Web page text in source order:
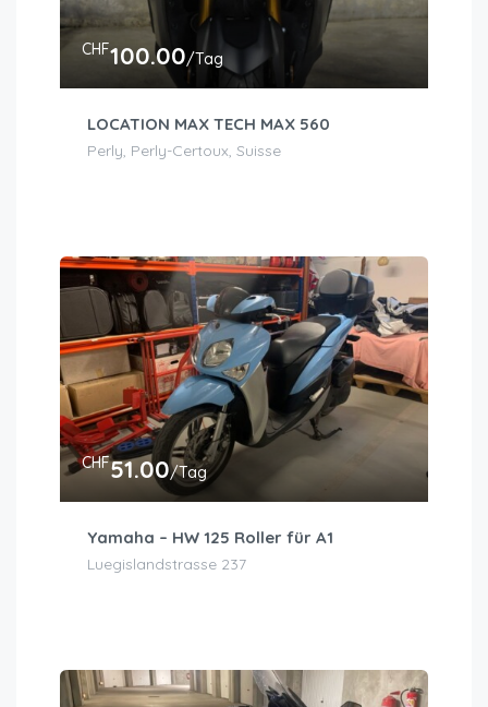
CHF100.00/Tag
LOCATION MAX TECH MAX 560
Perly, Perly-Certoux, Suisse
CHF51.00/Tag
Yamaha – HW 125 Roller für A1
Luegislandstrasse 237